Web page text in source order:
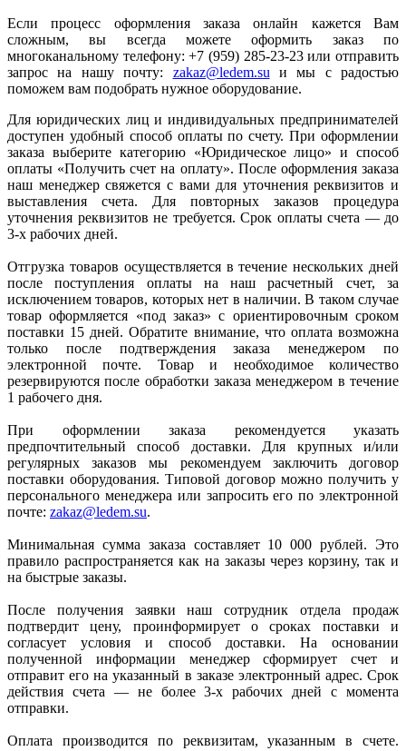
Если процесс оформления заказа онлайн кажется Вам
сложным, вы всегда можете оформить заказ по
многоканальному телефону: +7 (959) 285-23-23 или отправить
запрос на нашу почту: zakaz@ledem.su и мы с радостью
поможем вам подобрать нужное оборудование.
Для юридических лиц и индивидуальных предпринимателей
доступен удобный способ оплаты по счету. При оформлении
заказа выберите категорию «Юридическое лицо» и способ
оплаты «Получить счет на оплату». После оформления заказа
наш менеджер свяжется с вами для уточнения реквизитов и
выставления счета. Для повторных заказов процедура
уточнения реквизитов не требуется. Срок оплаты счета — до
3-х рабочих дней.
Отгрузка товаров осуществляется в течение нескольких дней
после поступления оплаты на наш расчетный счет, за
исключением товаров, которых нет в наличии. В таком случае
товар оформляется «под заказ» с ориентировочным сроком
поставки 15 дней. Обратите внимание, что оплата возможна
только после подтверждения заказа менеджером по
электронной почте. Товар и необходимое количество
резервируются после обработки заказа менеджером в течение
1 рабочего дня.
При оформлении заказа рекомендуется указать
предпочтительный способ доставки. Для крупных и/или
регулярных заказов мы рекомендуем заключить договор
поставки оборудования. Типовой договор можно получить у
персонального менеджера или запросить его по электронной
почте: zakaz@ledem.su.
Минимальная сумма заказа составляет 10 000 рублей. Это
правило распространяется как на заказы через корзину, так и
на быстрые заказы.
После получения заявки наш сотрудник отдела продаж
подтвердит цену, проинформирует о сроках поставки и
согласует условия и способ доставки. На основании
полученной информации менеджер сформирует счет и
отправит его на указанный в заказе электронный адрес. Срок
действия счета — не более 3-х рабочих дней с момента
отправки.
Оплата производится по реквизитам, указанным в счете.